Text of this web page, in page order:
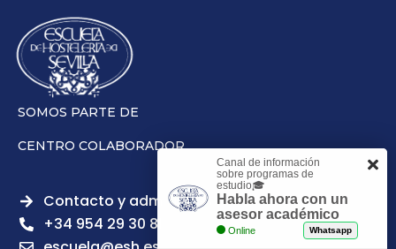
SOMOS PARTE DE
CENTRO COLABORADOR
Contacto y admisiones
+34 954 29 30 81
Canal de información
sobre programas de
estudio🎓
Habla ahora con un
asesor académico
Online Whatsapp